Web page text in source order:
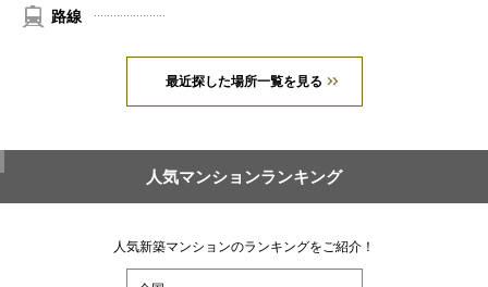
路線
最近探した場所一覧を見る
人気マンションランキング
人気新築マンションのランキングをご紹介！